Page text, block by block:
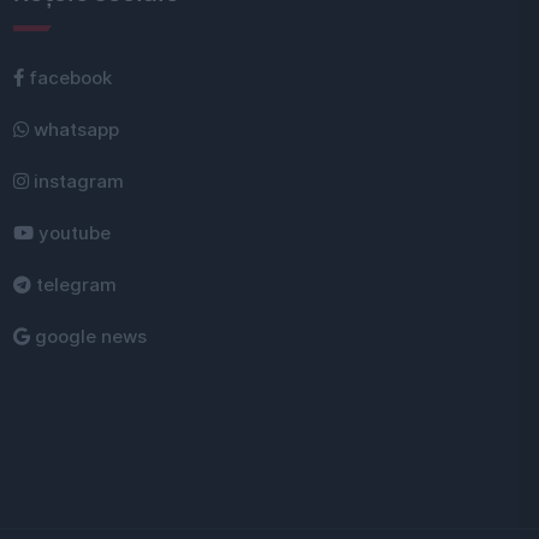
facebook
whatsapp
instagram
youtube
telegram
google news